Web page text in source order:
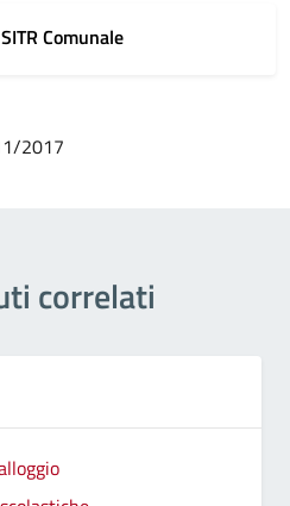
Comunale
2017
correlati